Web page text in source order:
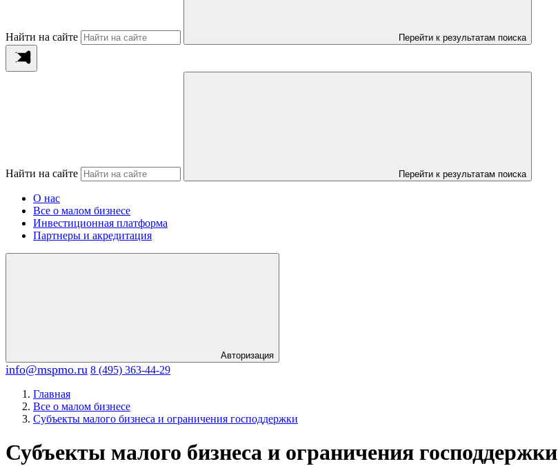
Найти на сайте Перейти к результатам поиска
Найти на сайте Перейти к результатам поиска
О нас
Все о малом бизнесе
Инвестиционная платформа
Партнеры и акредитация
Авторизация
info@mspmo.ru 8 (495) 363-44-29
Главная
Все о малом бизнесе
Субъекты малого бизнеса и ограничения господдержки
Субъекты малого бизнеса и ограничения господдержки